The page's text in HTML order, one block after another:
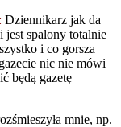
Dziennikarz jak da
jest spalony totalnie
i co gorsza
nic nie mówi
będą gazetę
mnie, np.